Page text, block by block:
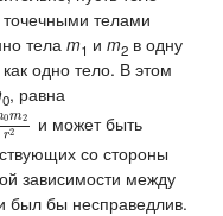
точечными телами
тела m1 и m2 в одну
одно тело. В этом
0, равна
0m2
r2
2r2 и может быть
со стороны
зависимости между
был бы несправедлив.